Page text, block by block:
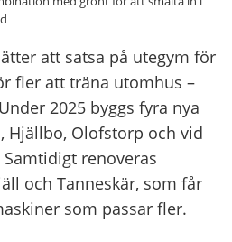
att satsa på utegym för
fler att träna utomhus –
2025 byggs fyra nya
Hjällbo, Olofstorp och vid
renoveras
och Tanneskär, som får
som passar fler.